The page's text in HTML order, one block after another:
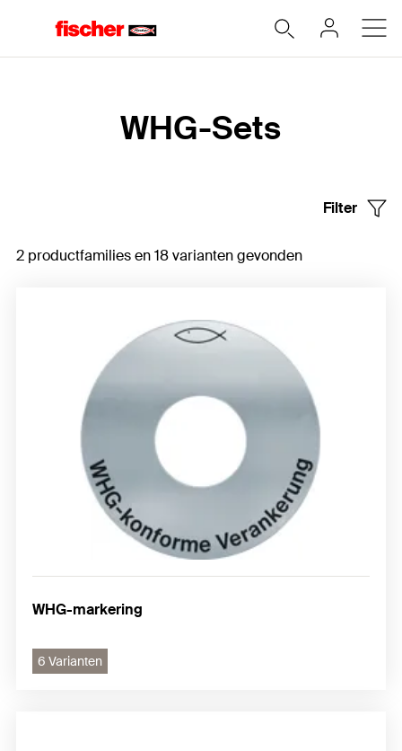
WHG-Sets
Filter
2 productfamilies en 18 varianten gevonden
WHG-markering
6 Varianten